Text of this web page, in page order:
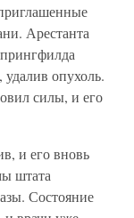
Арестанта
опухоль.
силы, и его
и его вновь
штата
Состояние